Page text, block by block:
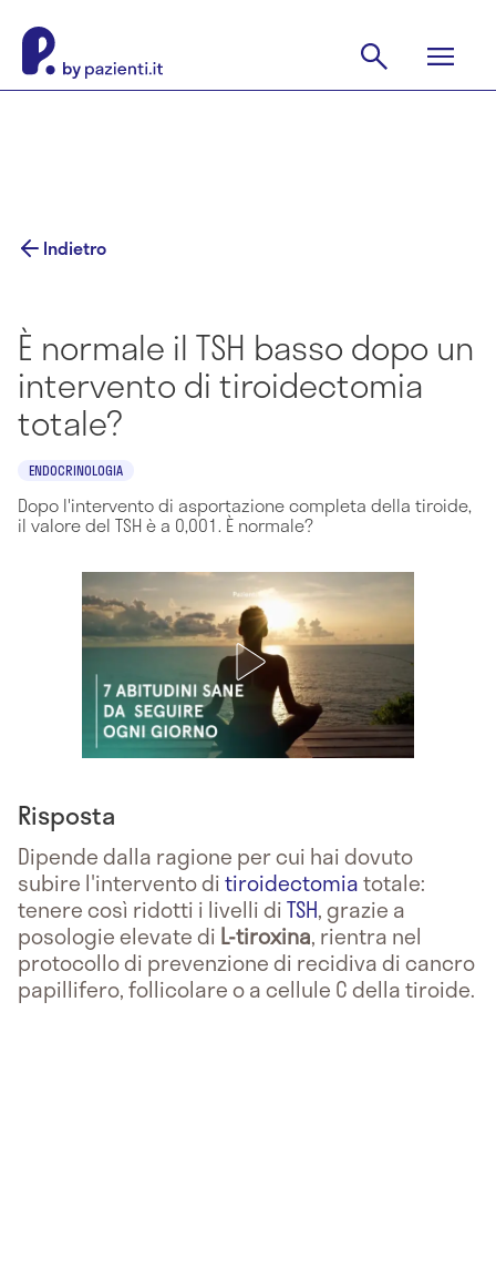
Indietro
È normale il TSH basso dopo un
intervento di tiroidectomia
totale?
ENDOCRINOLOGIA
Dopo l'intervento di asportazione completa della tiroide,
il valore del TSH è a 0,001. È normale?
Risposta
Dipende dalla ragione per cui hai dovuto
subire l'intervento ditiroidectomiatotale:
tenere così ridotti i livelli diTSH, grazie a
posologie elevate di L-tiroxina, rientra nel
protocollo di prevenzione di recidiva di cancro
papillifero, follicolare o a cellule C della tiroide.